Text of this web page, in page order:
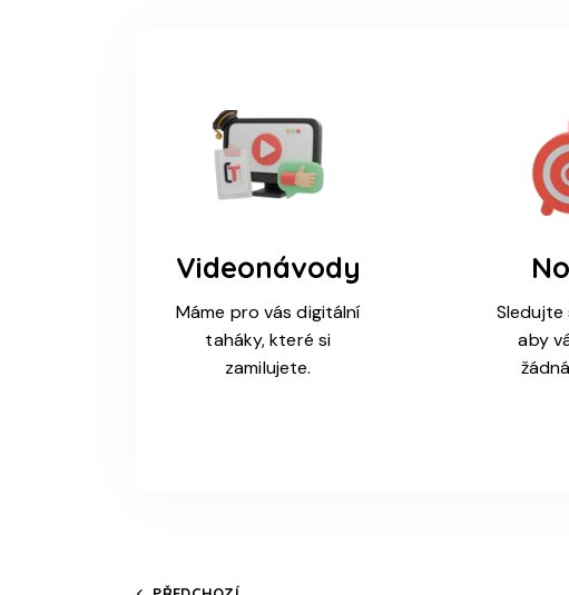
Videonávody
Máme pro vás digitální
taháky, které si
zamilujete.
Sledujte
aby